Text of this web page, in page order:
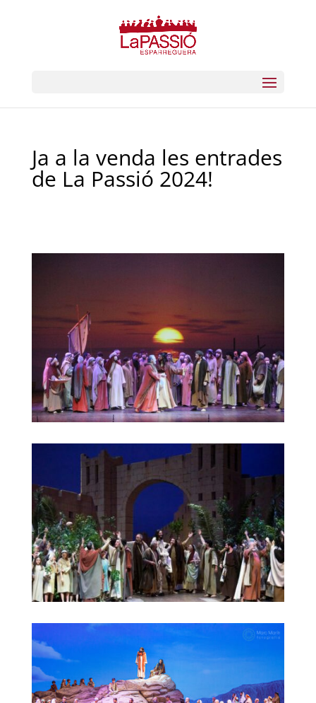
Ja a la venda les entrades
de La Passió 2024!